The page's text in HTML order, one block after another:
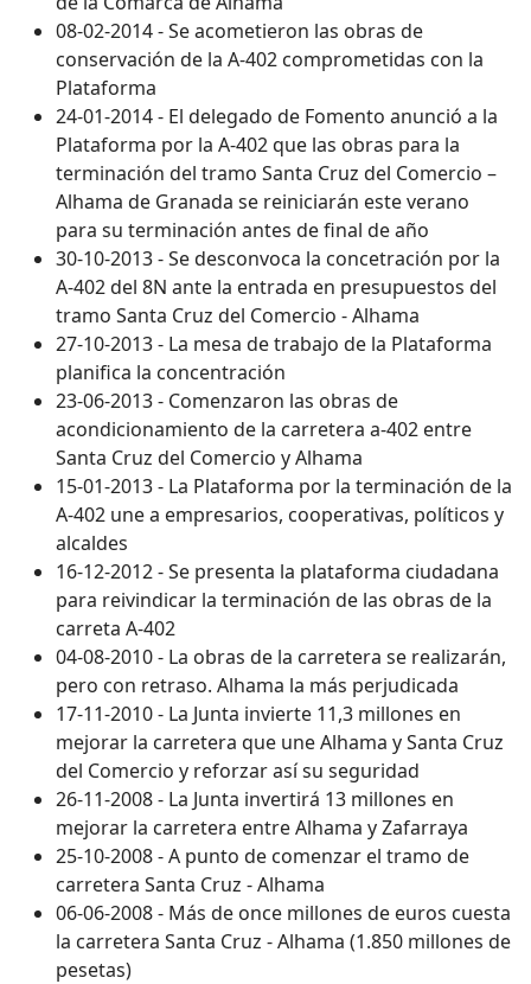
08-02-2014 - Se acometieron las obras de
conservación de la A-402 comprometidas con la
Plataforma
24-01-2014 - El delegado de Fomento anunció a la
Plataforma por la A-402 que las obras para la
terminación del tramo Santa Cruz del Comercio –
Alhama de Granada se reiniciarán este verano
para su terminación antes de final de año
30-10-2013 - Se desconvoca la concetración por la
A-402 del 8N ante la entrada en presupuestos del
tramo Santa Cruz del Comercio - Alhama
27-10-2013 - La mesa de trabajo de la Plataforma
planifica la concentración
23-06-2013 - Comenzaron las obras de
acondicionamiento de la carretera a-402 entre
Santa Cruz del Comercio y Alhama
15-01-2013 - La Plataforma por la terminación de la
A-402 une a empresarios, cooperativas, políticos y
alcaldes
16-12-2012 - Se presenta la plataforma ciudadana
para reivindicar la terminación de las obras de la
carreta A-402
04-08-2010 - La obras de la carretera se realizarán,
pero con retraso. Alhama la más perjudicada
17-11-2010 - La Junta invierte 11,3 millones en
mejorar la carretera que une Alhama y Santa Cruz
del Comercio y reforzar así su seguridad
26-11-2008 - La Junta invertirá 13 millones en
mejorar la carretera entre Alhama y Zafarraya
25-10-2008 - A punto de comenzar el tramo de
carretera Santa Cruz - Alhama
06-06-2008 - Más de once millones de euros cuesta
la carretera Santa Cruz - Alhama (1.850 millones de
pesetas)